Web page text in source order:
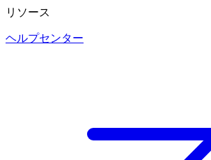
リソース
ヘルプセンター